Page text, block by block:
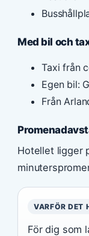
Med bil och
Taxi från
Egen bil:
Från
Hotellet ligger
VARFÖR DET
För dig som